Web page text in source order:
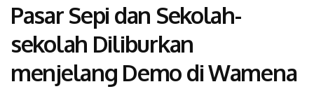
Pasar Sepi dan Sekolah-
sekolah Diliburkan
menjelang Demo di Wamena